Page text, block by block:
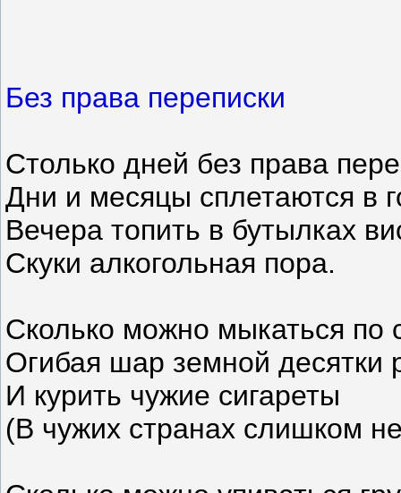
Без права переписки
Столько дней без права
Дни и месяцы сплетаются в
Вечера топить в бутылках
Скуки алкогольная пора.
Сколько можно мыкаться по
Огибая шар земной десятки
И курить чужие сигареты
(В чужих странах слишком